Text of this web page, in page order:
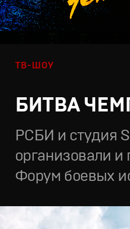
ТВ-ШОУ
БИТВА
РСБИ и студия
организовали
Форум боевых